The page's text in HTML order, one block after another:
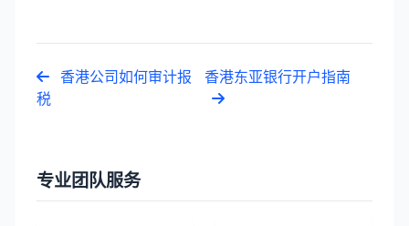
香港公司如何审计报
税
香港东亚银行开户指南
专业团队服务